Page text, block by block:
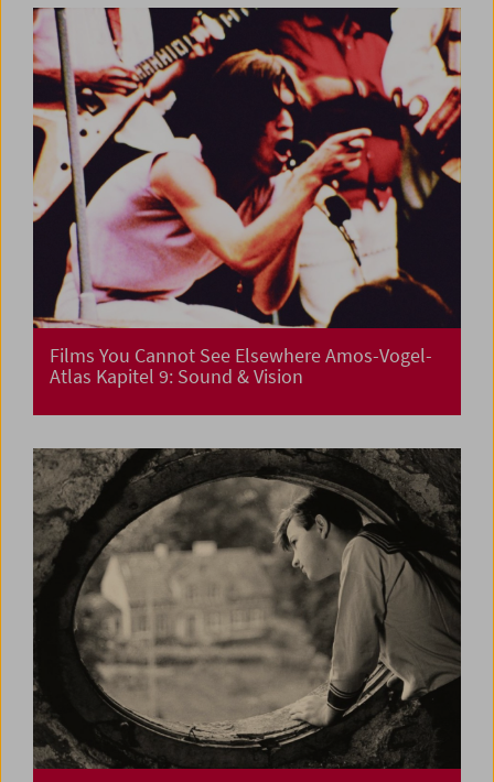
Films You Cannot See Elsewhere Amos-Vogel-
Atlas Kapitel 9: Sound & Vision